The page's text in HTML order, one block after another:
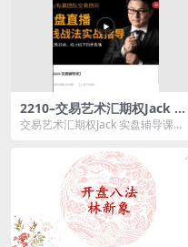
2210–交易艺术汇期权Jack 实
盘辅导课
交易艺术汇期权Jack 实盘辅导课资